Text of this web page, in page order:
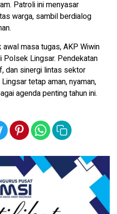
Patroli ini menyasar
warga, sambil berdialog
masa tugas, AKP Wiwin
Polsek Lingsar. Pendekatan
dan sinergi lintas sektor
tetap aman, nyaman,
agenda penting tahun ini.